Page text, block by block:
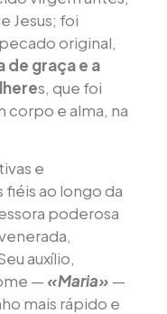
Jesus; foi
original,
de graça e a
s, que foi
corpo e alma, na
e
ao longo da
poderosa
auxílio,
— «Maria» —
mais rápido e